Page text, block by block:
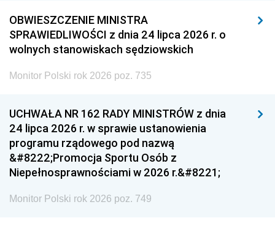
OBWIESZCZENIE MINISTRA
SPRAWIEDLIWOŚCI z dnia 24 lipca 2026 r. o
wolnych stanowiskach sędziowskich
Monitor Polski rok 2026 poz. 735
UCHWAŁA NR 162 RADY MINISTRÓW z dnia
24 lipca 2026 r. w sprawie ustanowienia
programu rządowego pod nazwą
&#8222;Promocja Sportu Osób z
Niepełnosprawnościami w 2026 r.&#8221;
Monitor Polski rok 2026 poz. 749